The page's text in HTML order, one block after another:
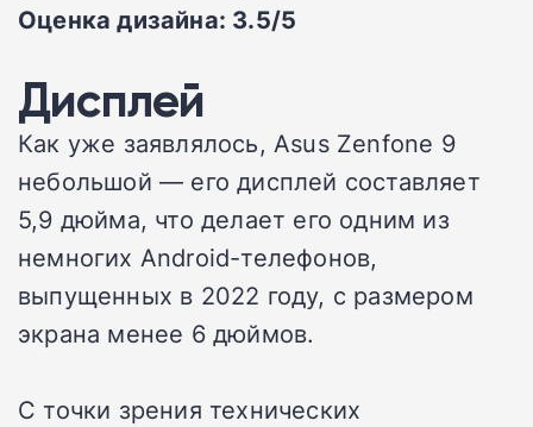
Оценка дизайна: 3.5/5
Дисплей
Как уже заявлялось, Asus Zenfone 9
небольшой — его дисплей составляет
5,9 дюйма, что делает его одним из
немногих Android-телефонов,
выпущенных в 2022 году, с размером
экрана менее 6 дюймов.
С точки зрения технических